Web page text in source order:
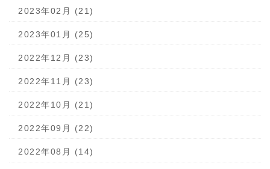
2023年02月 (21)
2023年01月 (25)
2022年12月 (23)
2022年11月 (23)
2022年10月 (21)
2022年09月 (22)
2022年08月 (14)